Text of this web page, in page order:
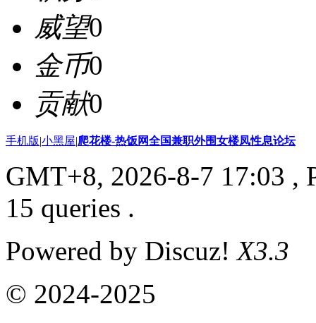
威望0
金币0
贡献0
手机版|小黑屋|爬花楼-热饭网全国兼职外围女楼凤性息论坛
GMT+8, 2026-8-7 17:03 ,
15 queries .
Powered by Discuz!X3.3
© 2024-2025